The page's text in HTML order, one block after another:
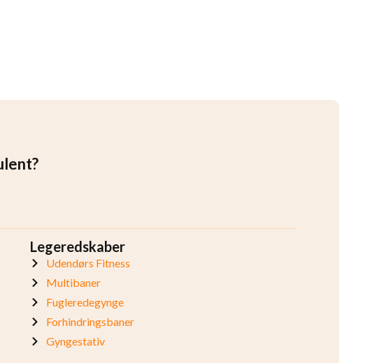
Legeredskaber
Udendørs Fitness
Multibaner
Fugleredegynge
Forhindringsbaner
Gyngestativ